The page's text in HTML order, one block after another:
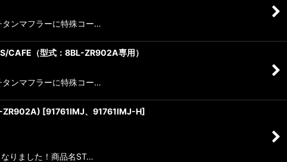
ンマフラーに特殊コー…
CAFE（型式：8BL-ZR902A専用）
ンマフラーに特殊コー…
ZR902A) [91761IMJ、91761IMJ-H]
りました！商品名ST…